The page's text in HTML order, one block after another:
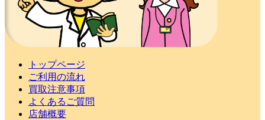
トップページ
ご利用の流れ
買取注意事項
よくあるご質問
店舗概要